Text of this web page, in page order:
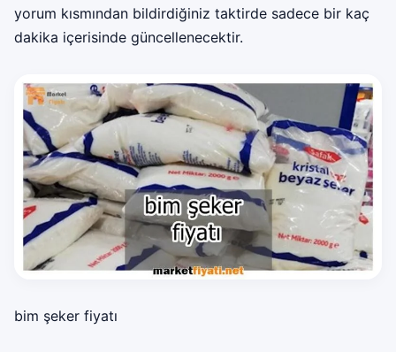
yorum kısmından bildirdiğiniz taktirde sadece bir kaç
dakika içerisinde güncellenecektir.
bim şeker fiyatı